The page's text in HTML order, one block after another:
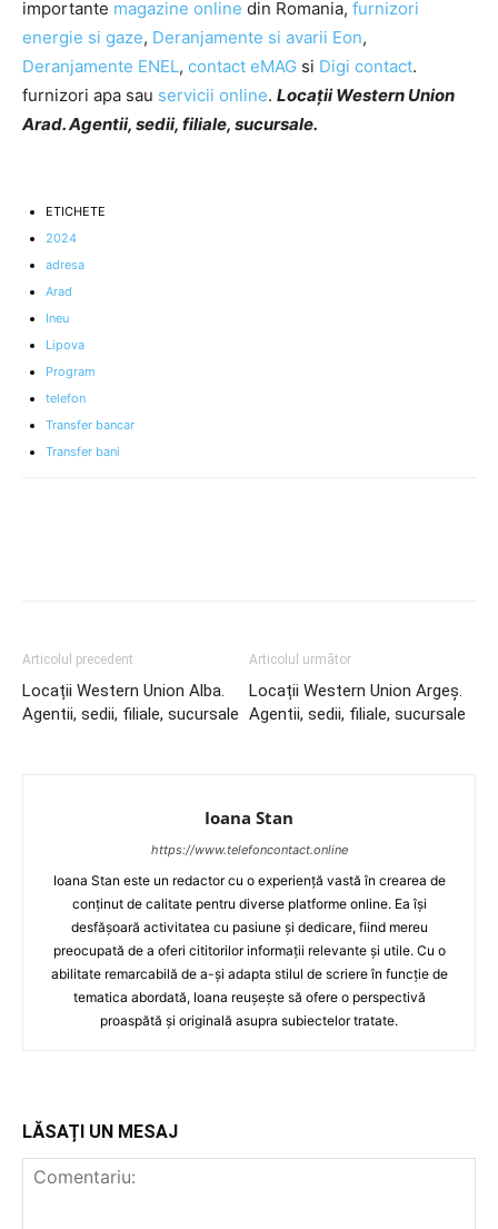
importante magazine online din Romania, furnizori
energie si gaze, Deranjamente si avarii Eon,
Deranjamente ENEL, contact eMAG si Digi contact.
furnizori apa sau servicii online. Locații Western Union
Arad. Agentii, sedii, filiale, sucursale.
ETICHETE
2024
adresa
Arad
Ineu
Lipova
Program
telefon
Transfer bancar
Transfer bani
Articolul precedent
Locații Western Union Alba.
Agentii, sedii, filiale, sucursale
Articolul următor
Locații Western Union Argeș.
Agentii, sedii, filiale, sucursale
Ioana Stan
https://www.telefoncontact.online
Ioana Stan este un redactor cu o experiență vastă în crearea de
conținut de calitate pentru diverse platforme online. Ea își
desfășoară activitatea cu pasiune și dedicare, fiind mereu
preocupată de a oferi cititorilor informații relevante și utile. Cu o
abilitate remarcabilă de a-și adapta stilul de scriere în funcție de
tematica abordată, Ioana reușește să ofere o perspectivă
proaspătă și originală asupra subiectelor tratate.
LĂSAȚI UN MESAJ